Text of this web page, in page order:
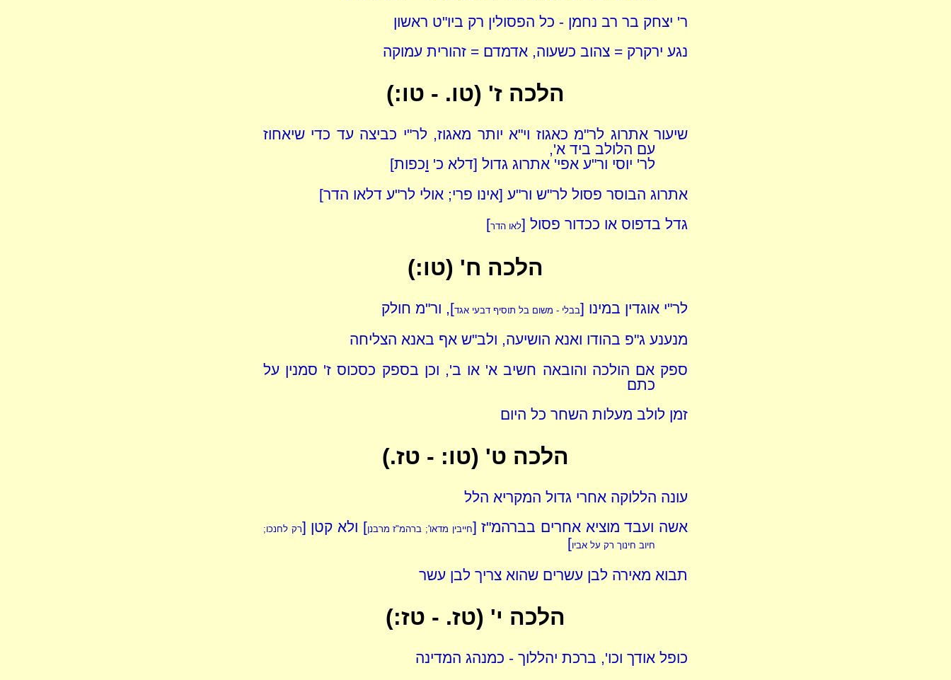
ר' יצחק בר רב נחמן - כל הפסולין רק ביו"ט ראשון
נגע ירקרק = צהוב כשעוה, אדמדם = זהורית עמוקה
הלכה ז' (טו. - טו:)
שיעור אתרוג לר"מ כאגוז וי"א יותר מאגוז, לר"י כביצה עד כדי שיאחוז
עם הלולב ביד א',
לר' יוסי ור"ע אפי' אתרוג גדול [דלא כ' וכפות]
אתרוג הבוסר פסול לר"ש ור"ע [אינו פרי; אולי לר"ע דלאו הדר]
גדל בדפוס או ככדור פסול [לאו הדר]
הלכה ח' (טו:)
לר"י אוגדין במינו [בבלי - משום בל תוסיף דבעי אגד], ור"מ חולק
מנענע ג"פ בהודו ואנא הושיעה, ולב"ש אף באנא הצליחה
ספק אם הולכה והובאה חשיב א' או ב', וכן בספק כסכוס ז' סמנין על
כתם
זמן לולב מעלות השחר כל היום
הלכה ט' (טו: - טז.)
עונה הללוקה אחרי גדול המקריא הלל
אשה ועבד מוציא אחרים בברהמ"ז [חייבין מדאו'; ברהמ"ז מרבנן] ולא קטן [רק לחנכו;
חיוב חינוך רק על אביו]
תבוא מאירה לבן עשרים שהוא צריך לבן עשר
הלכה י' (טז. - טז:)
כופל אודך וכו', ברכת יהללוך - כמנהג המדינה